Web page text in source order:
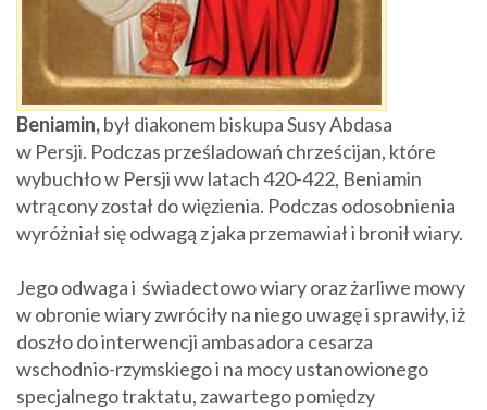
Beniamin,był diakonem biskupa Susy Abdasa
w Persji. Podczas prześladowań chrześcijan, które
wybuchło w Persji ww latach 420-422, Beniamin
wtrącony został do więzienia. Podczas odosobnienia
wyróżniał się odwagą z jaka przemawiał i bronił wiary.
Jego odwaga i świadectowo wiary oraz żarliwe mowy
w obronie wiary zwróciły na niego uwagę i sprawiły, iż
doszło do interwencji ambasadora cesarza
wschodnio-rzymskiego i na mocy ustanowionego
specjalnego traktatu, zawartego pomiędzy